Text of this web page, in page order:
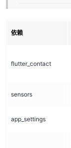
依赖
flutter_contact
sensors
app_settings